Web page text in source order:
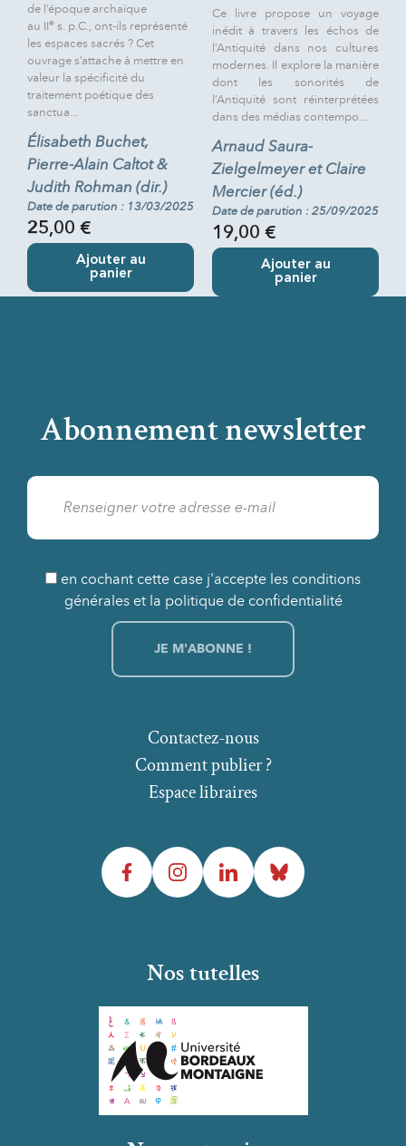
de l’époque archaïque
au IIe s. p.C., ont-ils représenté
les espaces sacrés ? Cet
ouvrage s’attache à mettre en
valeur la spécificité du
traitement poétique des
sanctua...
Élisabeth Buchet,
Pierre-Alain Caltot &
Judith Rohman (dir.)
Date de parution : 13/03/2025
25,00 €
Ajouter au
panier
Ce livre propose un voyage
inédit à travers les échos de
l’Antiquité dans nos cultures
modernes. Il explore la manière
dont les sonorités de
l’Antiquité sont réinterprétées
dans des médias contempo...
Arnaud Saura-
Zielgelmeyer et Claire
Mercier (éd.)
Date de parution : 25/09/2025
19,00 €
Ajouter au
panier
Abonnement newsletter
en cochant cette case j'accepte les conditions
générales et la politique de confidentialité
Comment publier ?
Espace libraires
Contactez-nous
FacebookInstagramLinkedInBluesky
Nos tutelles